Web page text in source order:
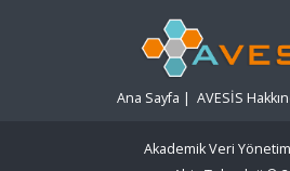
Ana Sayfa | AVESİS
Akademik Veri